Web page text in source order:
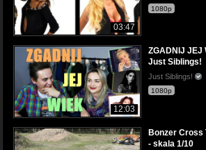
03:47
1080p
12:03
ZGADNIJ JEJ
Just Siblings!
Just Siblings!
1080p
Bonzer Cross
- skala 1/10